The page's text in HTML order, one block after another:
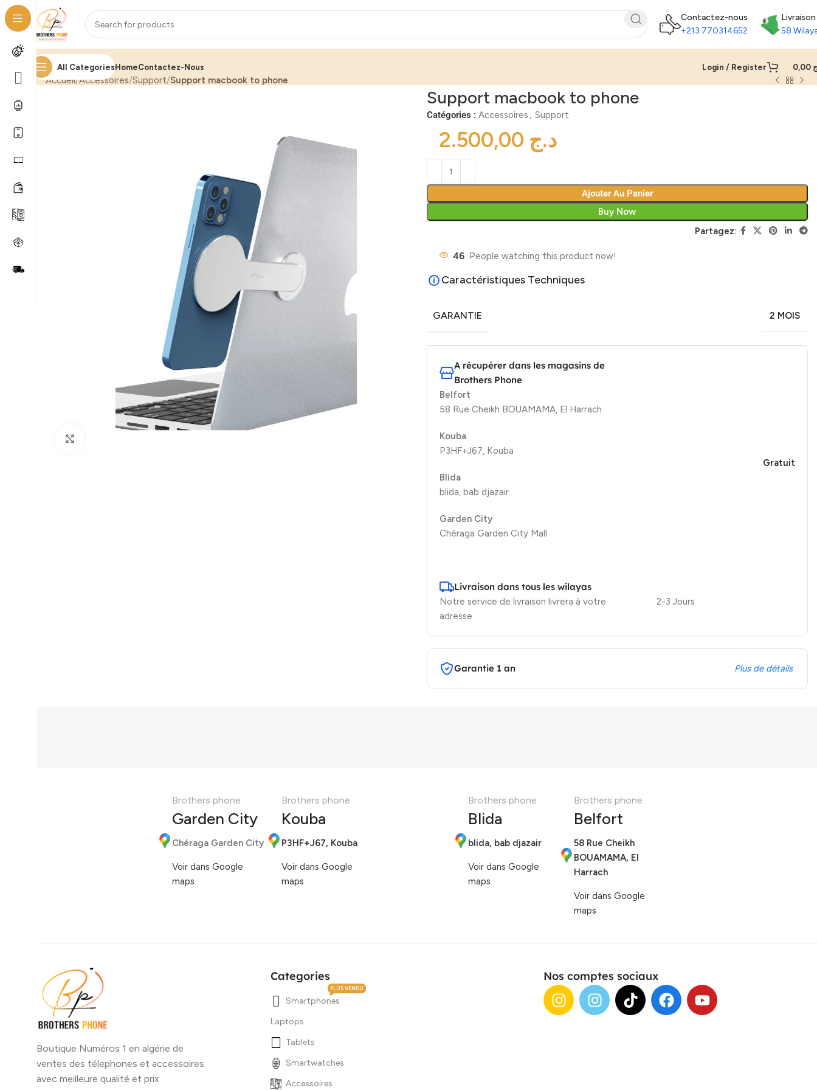
Contactez-nous
+213 770314652
Livraison
58
All CategoriesHomeContactez-Nous Login / Register
Accueil Accessoires Support Support macbook to phone
Support macbook to phone
Catégories : Accessoires , Support
د.ج
Ajouter Au Panier
Buy Now
Partagez:
46 People watching this product now!
Caractéristiques Techniques
GARANTIE 2 MOIS
A récupérer dans les magasins de
Brothers Phone
Belfort
58 Rue Cheikh BOUAMAMA, El Harrach
Kouba
P3HF+J67, Kouba
Blida
blida, bab djazair
Garden City
Chéraga Garden City Mall
Gratuit
Livraison dans tous les wilayas
Notre service de livraison livrera à votre
adresse
2-3 Jours
Garantie 1 an Plus de détails
Brothers phone
Garden City
Chéraga Garden City
Voir dans Google
maps
Brothers phone
Kouba
P3HF+J67, Kouba
Voir dans Google
maps
Brothers phone
Blida
blida, bab djazair
Voir dans Google
maps
Brothers phone
Belfort
58 Rue Cheikh
BOUAMAMA, El
Harrach
Voir dans Google
maps
Boutique Numéros 1 en algérie de
ventes des télephones et accessoires
avec meilleure qualité et prix
Categories
Smartphones
PLUS VENDU
Laptops
Tablets
Smartwatches
Accessoires
Nos comptes sociaux